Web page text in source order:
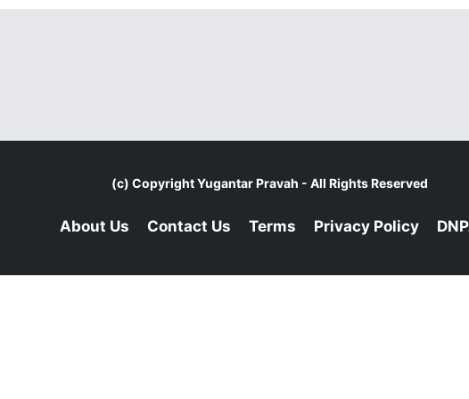
(c) CopyrightYugantar Pravah - All Rights Reserved
About Us Contact Us Terms Privacy Policy